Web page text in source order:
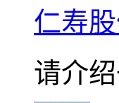
仁寿
请介